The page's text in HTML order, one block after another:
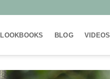
LOOKBOOKS BLOG VIDEOS